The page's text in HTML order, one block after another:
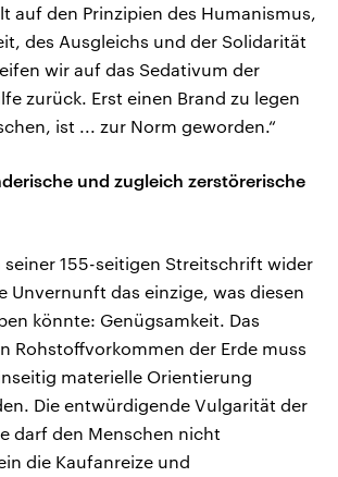
auf den Prinzipien des Humanismus,
des Ausgleichs und der Solidarität
wir auf das Sedativum der
zurück. Erst einen Brand zu legen
ist ... zur Norm geworden.“
und zugleich zerstörerische
seiner 155-seitigen Streitschrift wider
Unvernunft das einzige, was diesen
könnte: Genügsamkeit. Das
Rohstoffvorkommen der Erde muss
materielle Orientierung
Die entwürdigende Vulgarität der
darf den Menschen nicht
die Kaufanreize und